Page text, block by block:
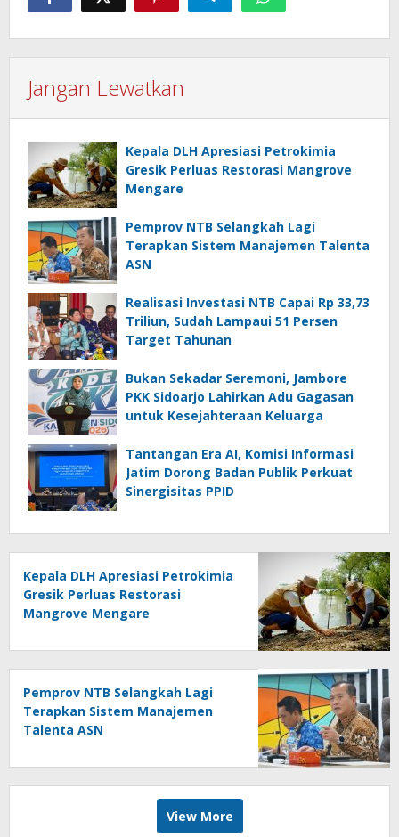
Jangan Lewatkan
Kepala DLH Apresiasi Petrokimia
Gresik Perluas Restorasi Mangrove
Mengare
Pemprov NTB Selangkah Lagi
Terapkan Sistem Manajemen Talenta
ASN
Realisasi Investasi NTB Capai Rp 33,73
Triliun, Sudah Lampaui 51 Persen
Target Tahunan
Bukan Sekadar Seremoni, Jambore
PKK Sidoarjo Lahirkan Adu Gagasan
untuk Kesejahteraan Keluarga
Tantangan Era AI, Komisi Informasi
Jatim Dorong Badan Publik Perkuat
Sinergisitas PPID
Kepala DLH Apresiasi Petrokimia
Gresik Perluas Restorasi
Mangrove Mengare
Pemprov NTB Selangkah Lagi
Terapkan Sistem Manajemen
Talenta ASN
View More